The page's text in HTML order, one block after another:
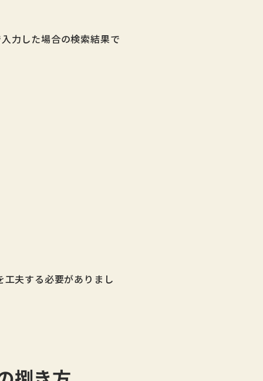
力した場合の検索結果で
夫する必要がありまし